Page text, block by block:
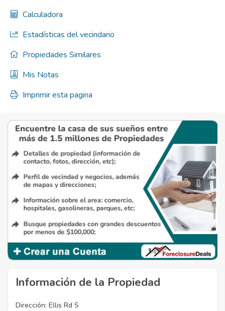
Calculadora
Estadísticas del vecindario
Propiedades Similares
Mis Notas
Imprimir esta pagina
Información de la Propiedad
Dirección: Ellis Rd S